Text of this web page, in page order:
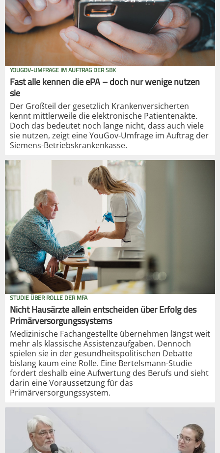
YOUGOV-UMFRAGE IM AUFTRAG DER SBK
Fast alle kennen die ePA – doch nur wenige nutzen
sie
Der Großteil der gesetzlich Krankenversicherten
kennt mittlerweile die elektronische Patientenakte.
Doch das bedeutet noch lange nicht, dass auch viele
sie nutzen, zeigt eine YouGov-Umfrage im Auftrag der
Siemens-Betriebskrankenkasse.
STUDIE ÜBER ROLLE DER MFA
Nicht Hausärzte allein entscheiden über Erfolg des
Primärversorgungssystems
Medizinische Fachangestellte übernehmen längst weit
mehr als klassische Assistenzaufgaben. Dennoch
spielen sie in der gesundheitspolitischen Debatte
bislang kaum eine Rolle. Eine Bertelsmann-Studie
fordert deshalb eine Aufwertung des Berufs und sieht
darin eine Voraussetzung für das
Primärversorgungssystem.